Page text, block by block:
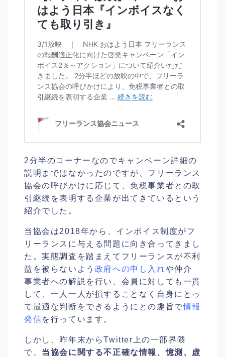
2分半のコーナーなのでキャンペーン詳細の
説明まではなかったのですが、フリーランス
協会の呼びかけに応じて、免税事業者との取
引継続を表明する企業が出てきているという
紹介でした。
当協会は2018年から、インボイス制度がフ
リーランスに与える問題に向き合ってきまし
た。実態調査を踏まえてフリーランスが不利
益を被らないよう 政府への申し入れや仲介
事業者への解説を行い、会員に対しても一貫
して、一人一人が損することなく自身にとっ
て最適な判断をできるようにとの趣旨で情報
発信を行っています。
しかし、昨年末からTwitter上の一部界隈
で、 当協会に関する不正確な情報、憶測、虚